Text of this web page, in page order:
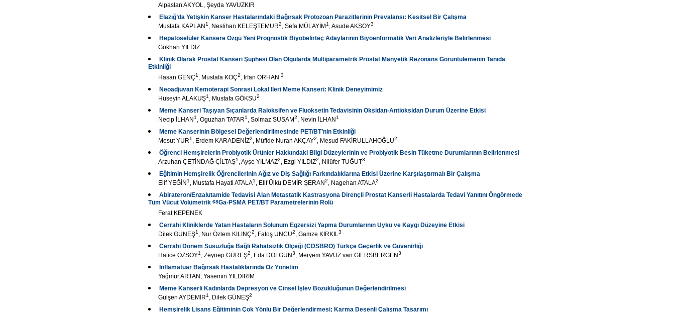
Alpaslan AKYOL, Şeyda YAVUZKIR
Elazığ’da Yetişkin Kanser Hastalarındaki Bağırsak Protozoan Parazitlerinin Prevalansı: Kesitsel Bir Çalışma
Mustafa KAPLAN 1 , Neslihan KELEŞTEMUR2, Sefa MÜLAYİM 1 , Asude AKSOY3
Hepatoselüler Kansere Özgü Yeni Prognostik Biyobelirteç Adaylarının Biyoenformatik Veri Analizleriyle Belirlenmesi
Gökhan YILDIZ
Klinik Olarak Prostat Kanseri Şüphesi Olan Olgularda Multiparametrik Prostat Manyetik Rezonans Görüntülemenin Tanıda
Etkinliği
Hasan GENÇ1 , Mustafa KOÇ2, İrfan ORHAN 3
Neoadjuvan Kemoterapi Sonrasi Lokal Ileri Meme Kanseri: Klinik Deneyimimiz
Hüseyin ALAKUŞ1 , Mustafa GÖKSU2
Meme Kanseri Taşıyan Sıçanlarda Raloksifen ve Fluoksetin Tedavisinin Oksidan-Antioksidan Durum Üzerine Etkisi
Necip İLHAN 1 , Oguzhan TATAR1 , Solmaz SUSAM2, Nevin İLHAN 1
Meme Kanserinin Bölgesel Değerlendirilmesinde PET/BT’nin Etkinliği
Mesut YUR1 , Erdem KARADENİZ2, Müfide Nuran AKÇAY2, Mesud FAKİRULLAHOĞLU2
Öğrenci Hemşirelerin Probiyotik Ürünler Hakkındaki Bilgi Düzeylerinin ve Probiyotik Besin Tüketme Durumlarının Belirlenmesi
Arzuhan ÇETİNDAĞ ÇİLTAŞ1 , Ayşe YILMAZ2, Ezgi YILDIZ2, Nilüfer TUĞUT3
Eğitimin Hemşirelik Öğrencilerinin Ağız ve Diş Sağlığı Farkındalıklarına Etkisi Üzerine Karşılaştırmalı Bir Çalışma
Elif YEĞİN 1 , Mustafa Hayati ATALA1 , Elif Ülkü DEMİR ŞERAN2, Nagehan ATALA2
Abirateron/Enzalutamide Tedavisi Alan Metastatik Kastrasyona Dirençli Prostat Kanserli Hastalarda Tedavi Yanıtını Öngörmede
Tüm Vücut Volümetrik 68Ga-PSMA PET/BT Parametrelerinin Rolü
Ferat KEPENEK
Cerrahi Kliniklerde Yatan Hastaların Solunum Egzersizi Yapma Durumlarının Uyku ve Kaygı Düzeyine Etkisi
Dilek GÜNEŞ1 , Nur Özlem KILINÇ2, Fatoş UNCU2, Gamze KIRKIL3
Cerrahi Dönem Susuzluğa Bağlı Rahatsızlık Ölçeği (CDSBRÖ) Türkçe Geçerlik ve Güvenirliği
Hatice ÖZSOY1 , Zeynep GÜREŞ2, Eda DOLGUN3, Meryem YAVUZ van GIERSBERGEN3
İnflamatuar Bağırsak Hastalıklarında Öz Yönetim
Yağmur ARTAN, Yasemin YILDIRIM
Meme Kanserli Kadınlarda Depresyon ve Cinsel İşlev Bozukluğunun Değerlendirilmesi
Gülşen AYDEMİR1 , Dilek GÜNEŞ2
Hemşirelik Lisans Eğitiminin Çok Yönlü Bir Değerlendirmesi; Karma Desenli Çalışma Tasarımı